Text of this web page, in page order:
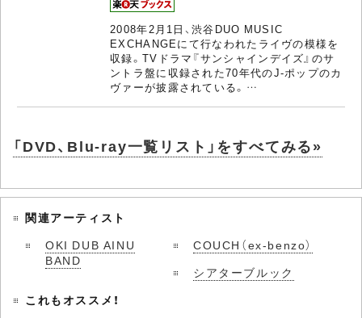
2008年2月1日、渋谷DUO MUSIC
EXCHANGEにて行なわれたライヴの模様を
収録。TVドラマ『サンシャインデイズ』のサ
ントラ盤に収録された70年代のJ-ポップのカ
ヴァーが披露されている。…
「DVD、Blu-ray一覧リスト」をすべてみる»
関連アーティスト
OKI DUB AINU
BAND
COUCH（ex-benzo）
シアターブルック
これもオススメ！